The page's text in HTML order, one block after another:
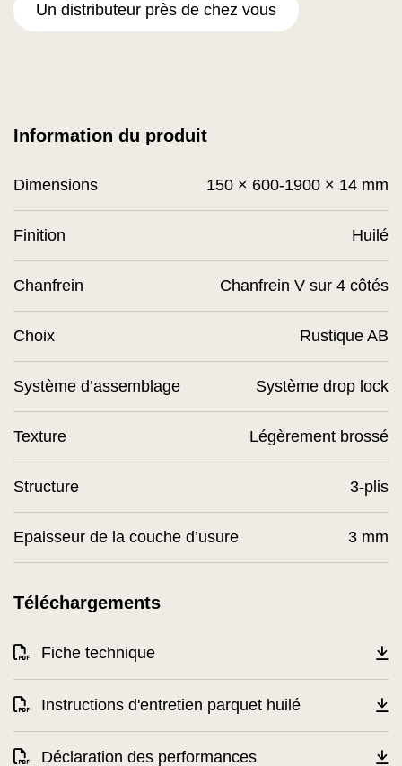
Un distributeur près de chez vous
Téléchargements
Fiche technique
Instructions d'entretien parquet huilé
Déclaration des performances
Information du produit
Dimensions 150 × 600-1900 × 14 mm
Finition Huilé
Chanfrein Chanfrein V sur 4 côtés
Choix Rustique AB
Système d’assemblage Système drop lock
Texture Légèrement brossé
Structure 3-plis
Epaisseur de la couche d’usure 3 mm